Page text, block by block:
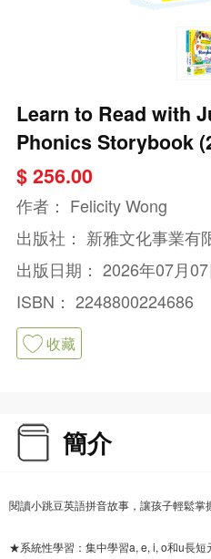
Learn to Read with
Phonics Storybook
$ 256.00
作者： Felicity Wong
出版社： 新雅文化事業有
出版日期： 2026年07月07
ISBN： 2248800224686
收藏
簡介
閱讀小跳豆英語拼音故事，讓孩子輕鬆掌
★系統性學習：集中學習a, e, i, o和u長短